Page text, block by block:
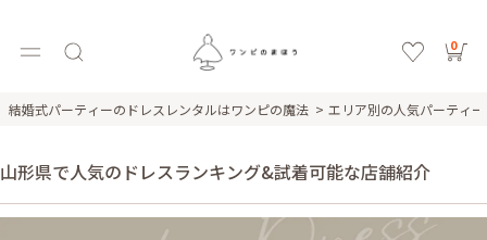
0
結婚式パーティーのドレスレンタルはワンピの魔法 エリア別の人気パーティ
山形県で人気のドレスランキング&試着可能な店舗紹介